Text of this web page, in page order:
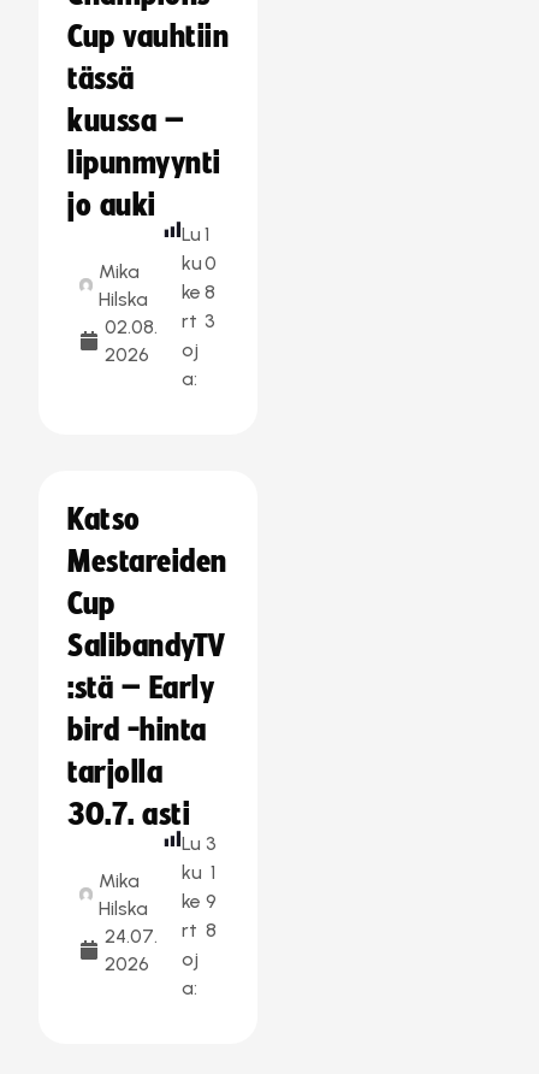
Cup vauhtiin
tässä
kuussa –
lipunmyynti
jo auki
Mika
Hilska
02.08.
2026
Lu
ku
ke
rt
oj
a:
1
0
8
3
Katso
Mestareiden
Cup
SalibandyTV
:stä – Early
bird -hinta
tarjolla
30.7. asti
Mika
Hilska
24.07.
2026
Lu
ku
ke
rt
oj
a:
3
1
9
8